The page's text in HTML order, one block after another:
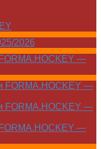
2026
—
FORMA.HOCKEY —
FORMA.HOCKEY —
—